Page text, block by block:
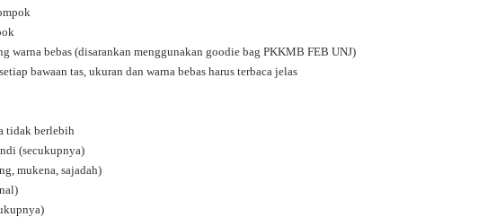
warna bebas (disarankan menggunakan goodie bag PKKMB FEB UNJ)
bawaan tas, ukuran dan warna bebas harus terbaca jelas
tidak berlebih
(secukupnya)
mukena, sajadah)